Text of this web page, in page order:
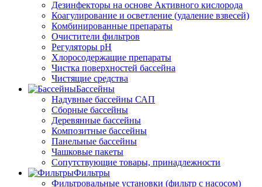
Дезинфекторы на основе Активного кислорода
Коагулирование и осветление (удаление взвесей)
Комбинированные препараты
Очистители фильтров
Регуляторы pH
Хлоросодержащие препараты
Чистка поверхностей бассейна
Чистящие средства
Бассейны
Надувные бассейны САП
Сборные бассейны
Деревянные бассейны
Композитные бассейны
Панельные бассейны
Чашковые пакеты
Сопутствующие товары, принадлежности
Фильтры
Фильтровальные установки (фильтр с насосом)